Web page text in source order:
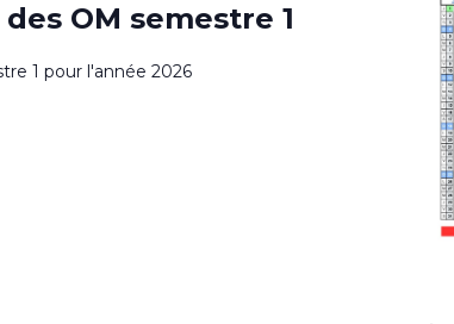
OM semestre 1
1 pour l'année 2026